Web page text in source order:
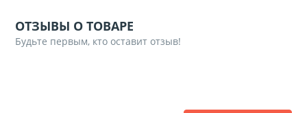
ОТЗЫВЫ О ТОВАРЕ
Будьте первым, кто оставит отзыв!